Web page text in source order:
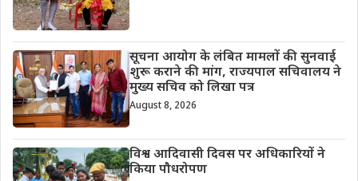
सूचना आयोग के लंबित मामलों की सुनवाई
शुरू कराने की मांग, राज्यपाल सचिवालय ने
मुख्य सचिव को लिखा पत्र
August 8, 2026
विश्व आदिवासी दिवस पर अधिकारियों ने
किया पौधरोपण